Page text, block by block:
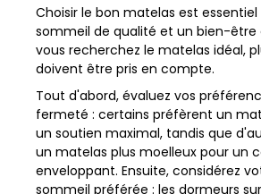
Choisir le bon matelas est
sommeil de qualité et un bien-être
vous recherchez le matelas idéal,
doivent être pris en compte.
Tout d'abord, évaluez vos
fermeté : certains préfèrent un
un soutien maximal, tandis que
un matelas plus moelleux pour un
enveloppant. Ensuite, considérez
sommeil préférée : les dormeurs